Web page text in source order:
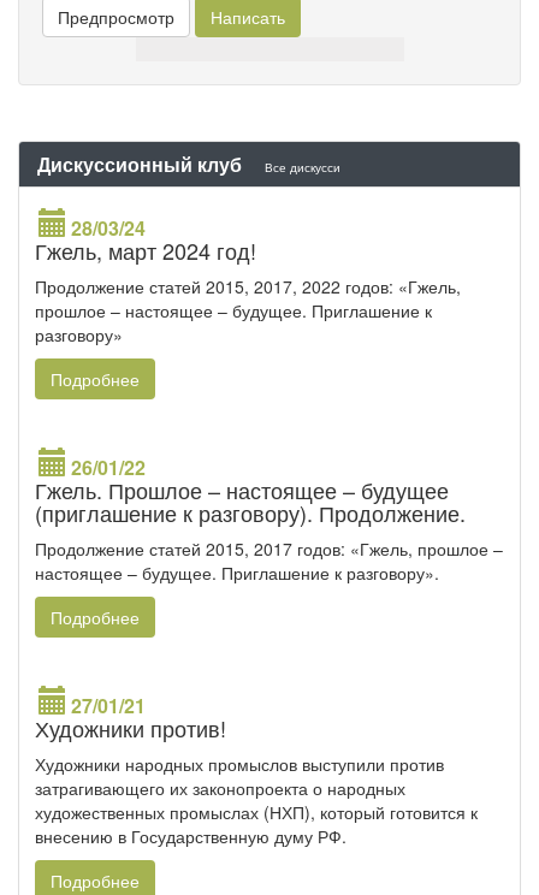
Дискуссионный клуб Все дискусси
28/03/24
Гжель, март 2024 год!
Продолжение статей 2015, 2017, 2022 годов: «Гжель,
прошлое – настоящее – будущее. Приглашение к
разговору»
Подробнее
26/01/22
Гжель. Прошлое – настоящее – будущее
(приглашение к разговору). Продолжение.
Продолжение статей 2015, 2017 годов: «Гжель, прошлое –
настоящее – будущее. Приглашение к разговору».
Подробнее
27/01/21
Художники против!
Художники народных промыслов выступили против
затрагивающего их законопроекта о народных
художественных промыслах (НХП), который готовится к
внесению в Государственную думу РФ.
Подробнее